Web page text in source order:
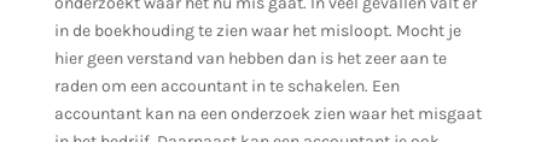
in de boekhouding te zien waar het misloopt. Mocht je
hier geen verstand van hebben dan is het zeer aan te
raden om een accountant in te schakelen. Een
accountant kan na een onderzoek zien waar het misgaat